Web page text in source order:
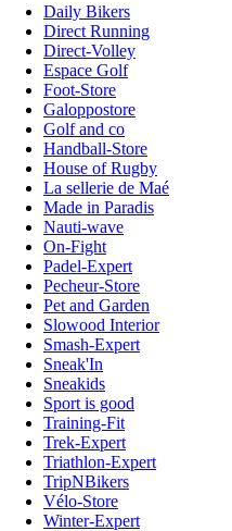
Daily Bikers
Direct Running
Direct-Volley
Espace Golf
Foot-Store
Galoppostore
Golf and co
Handball-Store
House of Rugby
La sellerie de Maé
Made in Paradis
Nauti-wave
On-Fight
Padel-Expert
Pecheur-Store
Pet and Garden
Slowood Interior
Smash-Expert
Sneak'In
Sneakids
Sport is good
Training-Fit
Trek-Expert
Triathlon-Expert
TripNBikers
Vélo-Store
Winter-Expert